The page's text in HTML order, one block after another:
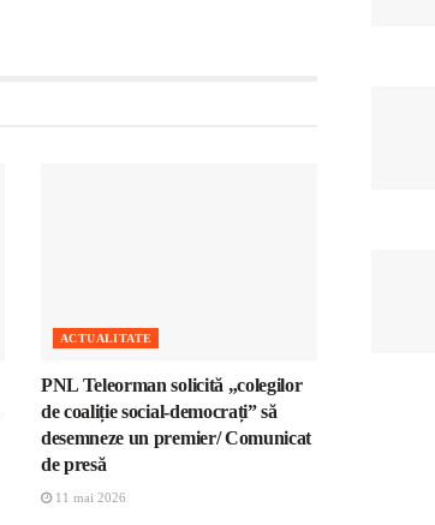
ACTUALITATE
PNL Teleorman solicită „colegilor
de coaliție social-democrați” să
desemneze un premier/ Comunicat
de presă
11 mai 2026